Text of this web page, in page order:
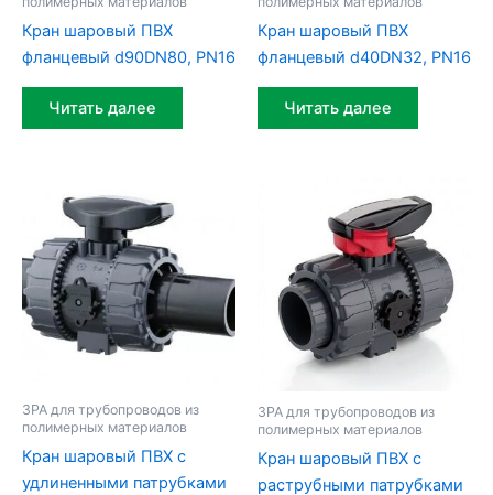
Кран шаровый ПВХ
фланцевый d90DN80, PN16
Читать далее
Кран шаровый ПВХ
фланцевый d40DN32, PN16
Читать далее
ЗРА для трубопроводов из
полимерных материалов
Кран шаровый ПВХ с
удлиненными патрубками
ЗРА для трубопроводов из
полимерных материалов
Кран шаровый ПВХ c
раструбными патрубками